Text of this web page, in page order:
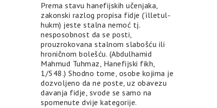
Prema stavu hanefijskih učenjaka,
zakonski razlog propisa fidje (‘illetul-
hukm) jeste stalna nemoć tj.
nesposobnost da se posti,
prouzrokovana stalnom slabošću ili
hroničnom bolešću. (Abdulhamid
Mahmud Tuhmaz, Hanefijski fikh,
1/548.) Shodno tome, osobe kojima je
dozvoljeno da ne poste, uz obavezu
davanja fidje, svode se samo na
spomenute dvije kategorije.